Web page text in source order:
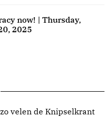
now! | Thursday,
2025
velen de Knipselkrant